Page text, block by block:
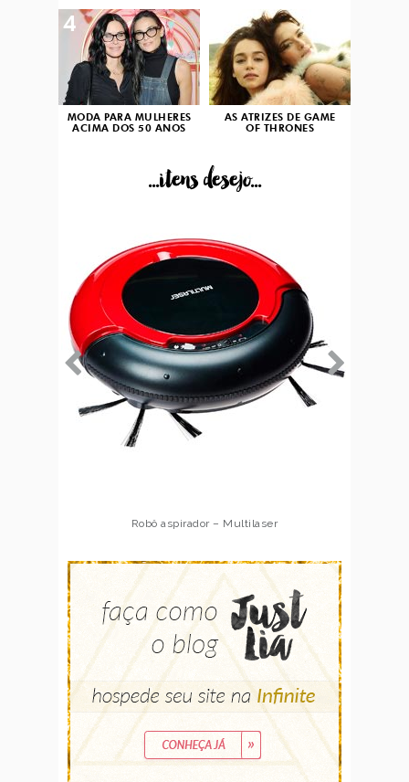
MODA PARA MULHERES
ACIMA DOS 50 ANOS
4
AS ATRIZES DE GAME
OF THRONES
...itens desejo...
Robô aspirador – Multilaser